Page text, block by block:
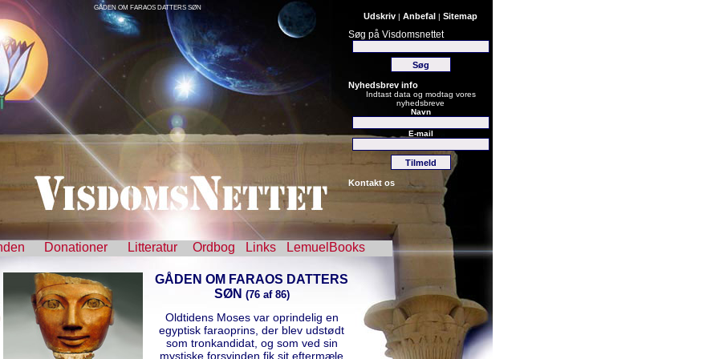
Udskriv | Anbefal | Sitemap
Søg på Visdomsnettet
Nyhedsbrev info
Indtast data og modtag vores
nyhedsbreve
Navn
E-mail
Kontakt os
GÅDEN OM FARAOS DATTERS SØN
Donationer Litteratur Ordbog Links LemuelBooks
GÅDEN OM FARAOS DATTERS
SØN (76 af 86)
Oldtidens Moses var oprindelig en
egyptisk faraoprins, der blev udstødt
som tronkandidat, og som ved sin
mystiske forsvinden fik sit eftermæle